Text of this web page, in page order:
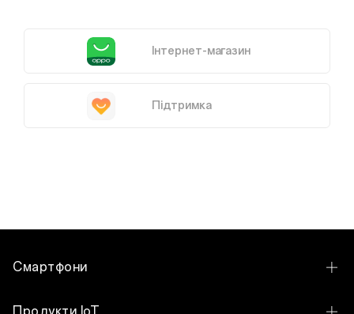
Інтернет-магазин
Підтримка
Смартфони
OPPO Reno16 Pro 5G